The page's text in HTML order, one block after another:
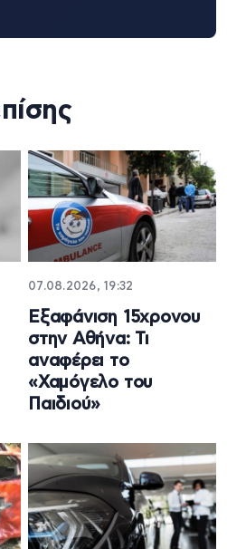
07.08.2026, 19:32
Εξαφάνιση 15χρονου
στην Αθήνα: Τι
αναφέρει το
«Χαμόγελο του
Παιδιού»